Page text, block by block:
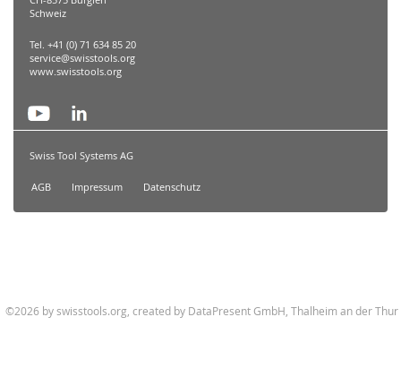
Schweiz
Tel. +41 (0) 71 634 85 20
service@swisstools.org
www.swisstools.org
Swiss Tool Systems AG
AGB Impressum Datenschutz
©2026 by swisstools.org, created by DataPresent GmbH, Thalheim an der Thur